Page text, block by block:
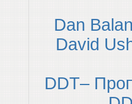
Dan
David
DDT–